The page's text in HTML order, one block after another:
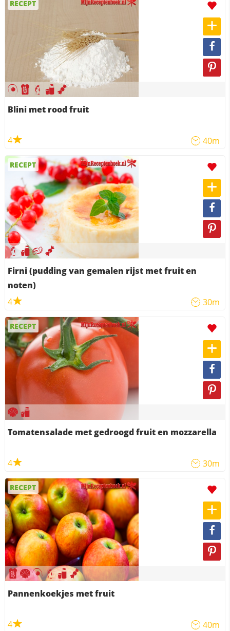
RECEPT
Blini met rood fruit
4 40m
RECEPT
Firni (pudding van gemalen rijst met fruit en
noten)
4
30m
RECEPT
Tomatensalade met gedroogd fruit en mozzarella
4 30m
RECEPT
Pannenkoekjes met fruit
4 40m